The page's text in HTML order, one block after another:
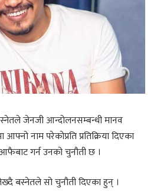
जेनजी आन्दोलनसम्बन्धी मानव
नाम परेकोप्रति प्रतिक्रिया दिएका
गर्न उनको चुनौती छ ।
बस्नेतले सो चुनौती दिएका हुन् ।